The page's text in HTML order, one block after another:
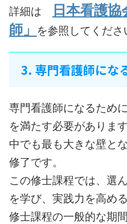
詳細は
日本看護
師」
を参照してくださ
3. 専門看護師にな
専門看護師になるため
を満たす必要があります
中でも最も大きな壁と
修了です。
この修士課程では、選
を学び、実践力を高め
修士課程の一般的な期